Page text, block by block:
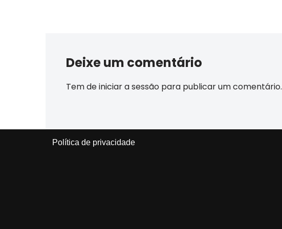
Deixe um comentário
Tem deiniciar a sessão para publicar um comentário.
Política de privacidade